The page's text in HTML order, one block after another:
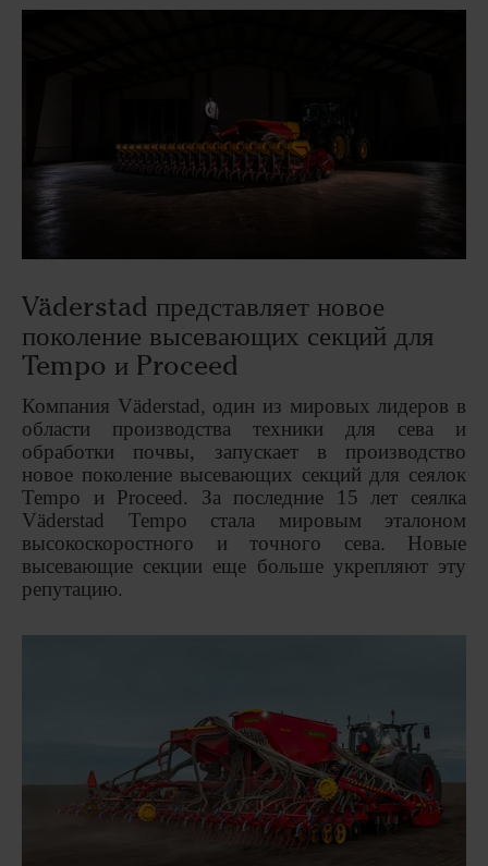
Väderstad представляет новое
поколение высевающих секций для
Tempo и Proceed
Компания Väderstad, один из мировых лидеров в
области производства техники для сева и
обработки почвы, запускает в производство
новое поколение высевающих секций для сеялок
Tempo и Proceed. За последние 15 лет сеялка
Väderstad Tempo стала мировым эталоном
высокоскоростного и точного сева. Новые
высевающие секции еще больше укрепляют эту
репутацию.